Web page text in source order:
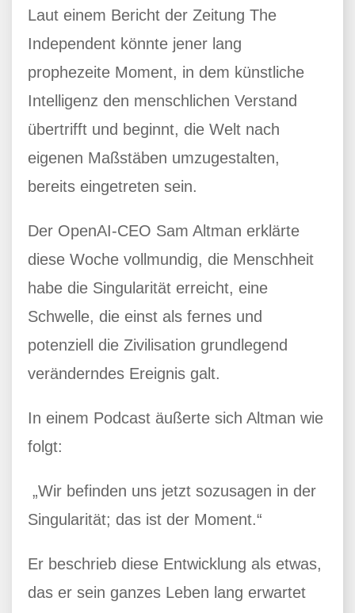
Laut einem Bericht der Zeitung The
Independent könnte jener lang
prophezeite Moment, in dem künstliche
Intelligenz den menschlichen Verstand
übertrifft und beginnt, die Welt nach
eigenen Maßstäben umzugestalten,
bereits eingetreten sein.
Der OpenAI-CEO Sam Altman erklärte
diese Woche vollmundig, die Menschheit
habe die Singularität erreicht, eine
Schwelle, die einst als fernes und
potenziell die Zivilisation grundlegend
veränderndes Ereignis galt.
In einem Podcast äußerte sich Altman wie
folgt:
„Wir befinden uns jetzt sozusagen in der
Singularität; das ist der Moment.“
Er beschrieb diese Entwicklung als etwas,
das er sein ganzes Leben lang erwartet